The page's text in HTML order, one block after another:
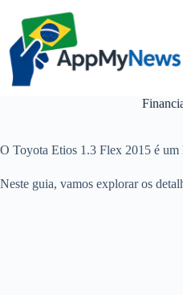
conteúdo
O Toyota Etios 1.3 Flex 2015 é um
Neste guia, vamos explorar os